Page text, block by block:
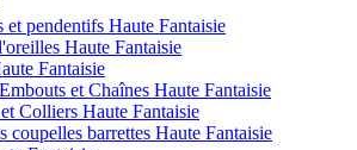
et pendentifs Haute Fantaisie
Haute Fantaisie
Fantaisie
et Chaînes Haute Fantaisie
Colliers Haute Fantaisie
coupelles barrettes Haute Fantaisie